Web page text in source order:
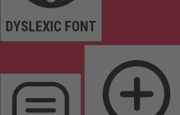
DYSLEXIC FONT